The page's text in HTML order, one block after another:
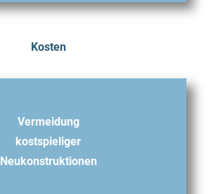
Kosten
Vermeidung
kostspieliger
Neukonstruktionen